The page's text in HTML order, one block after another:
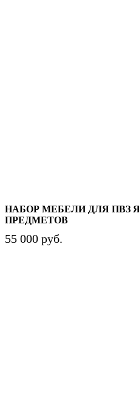
НАБОР МЕБЕЛИ ДЛЯ ПВЗ
ПРЕДМЕТОВ
55 000 руб.